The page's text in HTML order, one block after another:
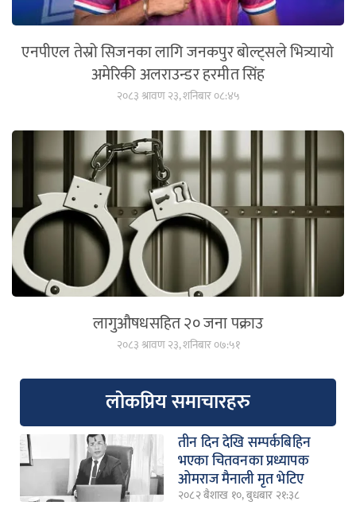
एनपीएल तेस्रो सिजनका लागि जनकपुर बोल्ट्सले भित्र्यायो
अमेरिकी अलराउन्डर हरमीत सिंह
२०८३ श्रावण २३, शनिबार ०८:४५
लागुऔषधसहित २० जना पक्राउ
२०८३ श्रावण २३, शनिबार ०७:५१
लोकप्रिय समाचारहरु
तीन दिन देखि सम्पर्कबिहिन
भएका चितवनका प्रध्यापक
ओमराज मैनाली मृत भेटिए
२०८२ बैशाख १०, बुधबार २१:३८